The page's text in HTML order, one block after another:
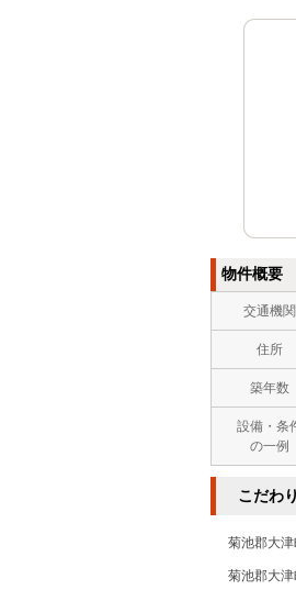
物件概要
交通機関
住所
築年数
設備・条
の一例
こだわ
菊池郡大
菊池郡大